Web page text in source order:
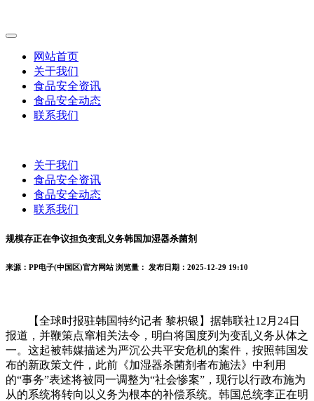
网站首页
关于我们
食品安全资讯
食品安全动态
联系我们
关于我们
食品安全资讯
食品安全动态
联系我们
规模存正在争议担负变乱义务韩国加湿器杀菌剂
来源：PP电子(中国区)官方网站 浏览量： 发布日期：2025-12-29 19:10
【全球时报驻韩国特约记者 黎枳银】据韩联社12月24日
报道，并鞭策点窜相关法令，明白将国度列为变乱义务从体之
一。这起被韩媒描述为严沉公共平安危机的案件，按照韩国发
布的新政策文件，此前《加湿器杀菌剂者布施法》中利用
的“事务”表述将被同一调整为“社会惨案”，现行以行政布施为
从的系统将转向以义务为根本的补偿系统。韩国总统李正在明